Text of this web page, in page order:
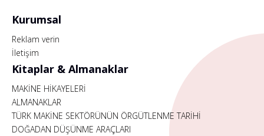
Kurumsal
Reklam verin
İletişim
Kitaplar & Almanaklar
MAKİNE HİKAYELERİ
ALMANAKLAR
TÜRK MAKİNE SEKTÖRÜNÜN ÖRGÜTLENME TARİHİ
DOĞADAN DÜŞÜNME ARAÇLARI